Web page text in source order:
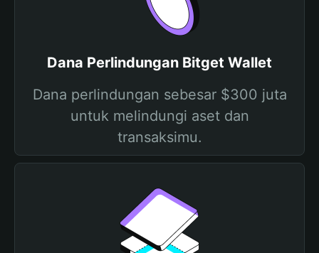
Dana Perlindungan Bitget Wallet
Dana perlindungan sebesar $300 juta
untuk melindungi aset dan
transaksimu.